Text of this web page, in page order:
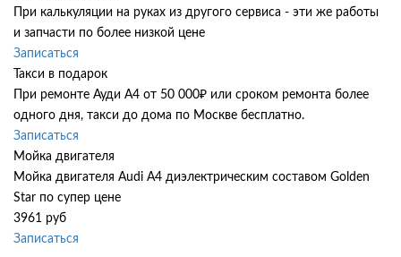
При калькуляции на руках из другого сервиса - эти же работы
и запчасти по более низкой цене
Записаться
Такси в подарок
При ремонте Ауди А4 от 50 000₽ или сроком ремонта более
одного дня, такси до дома по Москве бесплатно.
Записаться
Мойка двигателя
Мойка двигателя Audi A4 диэлектрическим составом Golden
Star по супер цене
3961 руб
Записаться